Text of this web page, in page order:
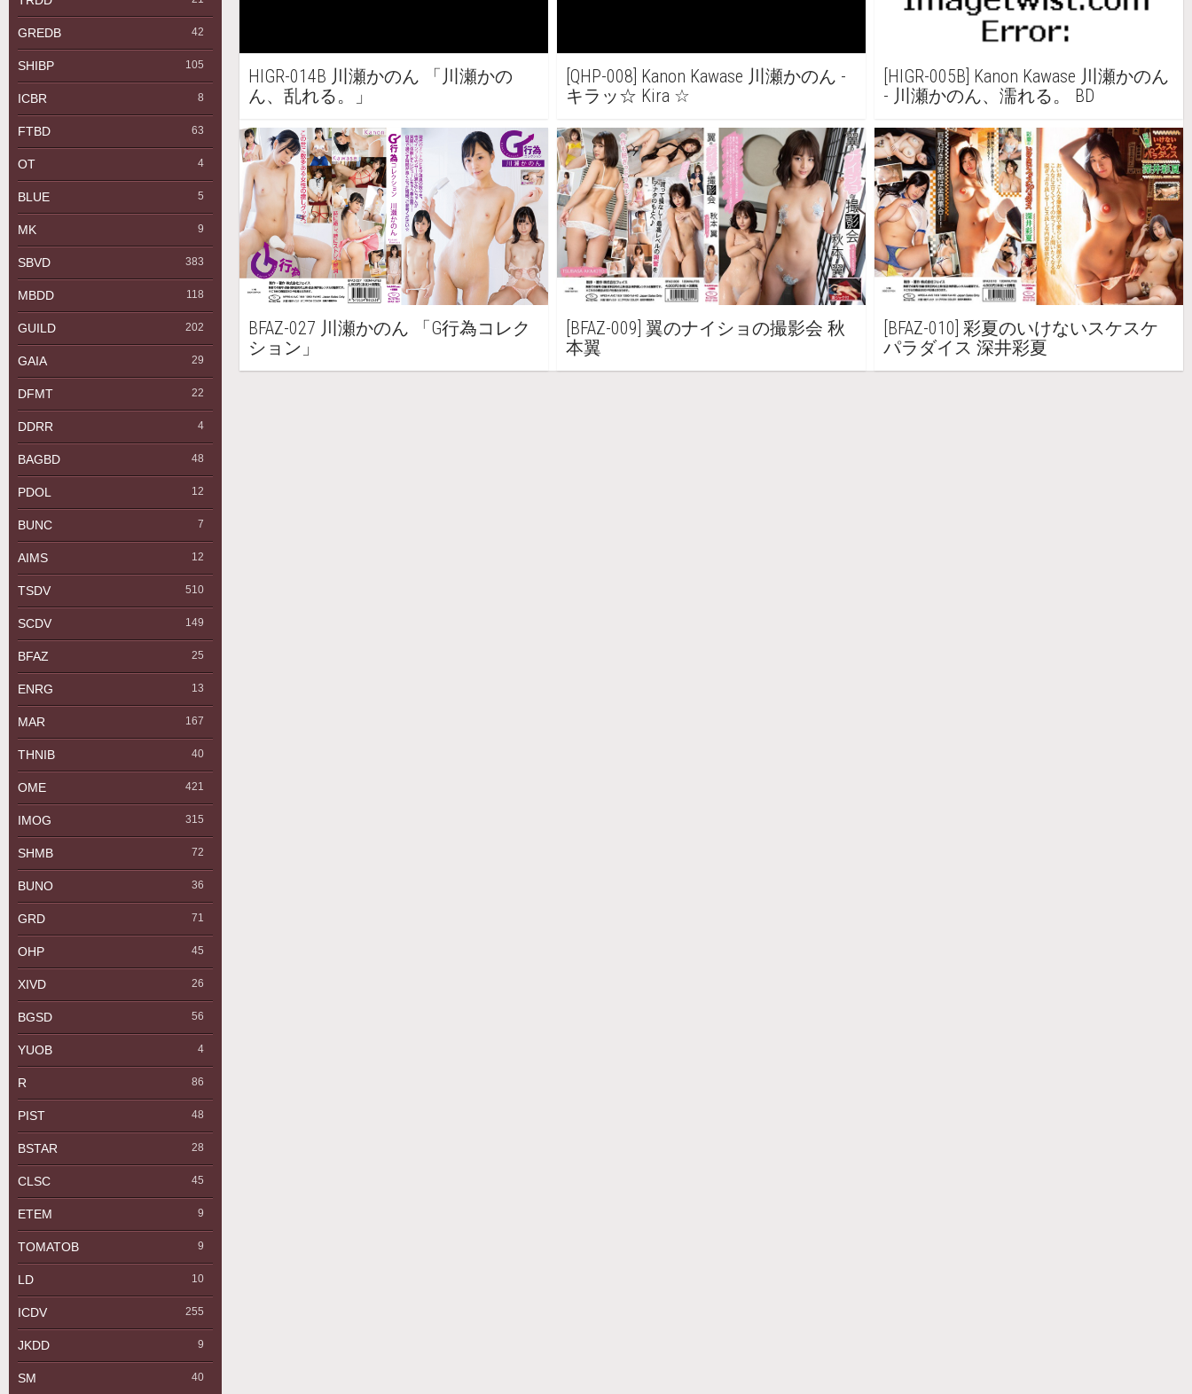
GREDB 42
SHIBP 105
ICBR 8
FTBD 63
OT 4
BLUE 5
MK 9
SBVD 383
MBDD 118
GUILD 202
GAIA 29
DFMT 22
DDRR 4
BAGBD 48
PDOL 12
BUNC 7
AIMS 12
TSDV 510
SCDV 149
BFAZ 25
ENRG 13
MAR 167
THNIB 40
OME 421
IMOG 315
SHMB 72
BUNO 36
GRD 71
OHP 45
XIVD 26
BGSD 56
YUOB 4
R 86
PIST 48
BSTAR 28
CLSC 45
ETEM 9
TOMATOB 9
LD 10
ICDV 255
JKDD 9
SM 40
HIGR-014B 川瀬かのん 「川瀬かの
ん、乱れる。」
[QHP-008] Kanon Kawase 川瀬かのん -
キラッ☆ Kira ☆
[HIGR-005B] Kanon Kawase 川瀬かのん
- 川瀬かのん、濡れる。 BD
BFAZ-027 川瀬かのん 「G行為コレク
ション」
[BFAZ-009] 翼のナイショの撮影会 秋
本翼
[BFAZ-010] 彩夏のいけないスケスケ
パラダイス 深井彩夏